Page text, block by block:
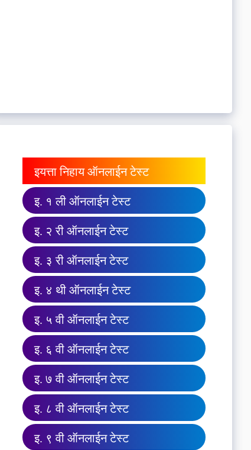
इयत्ता निहाय ऑनलाईन टेस्ट
इ. १ ली ऑनलाईन टेस्ट
इ. २ री ऑनलाईन टेस्ट
इ. ३ री ऑनलाईन टेस्ट
इ. ४ थी ऑनलाईन टेस्ट
इ. ५ वी ऑनलाईन टेस्ट
इ. ६ वी ऑनलाईन टेस्ट
इ. ७ वी ऑनलाईन टेस्ट
इ. ८ वी ऑनलाईन टेस्ट
इ. ९ वी ऑनलाईन टेस्ट